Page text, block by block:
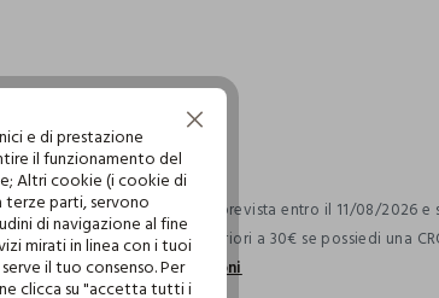
Consegna prevista entro il 11/08/2026
ordini superiori a 30€ se possiedi una
informazioni
e di prestazione
il funzionamento del
Altri cookie (i cookie di
parti, servono
di navigazione al fine
mirati in linea con i tuoi
il tuo consenso. Per
clicca su "accetta tutti i
Continua senza accettare